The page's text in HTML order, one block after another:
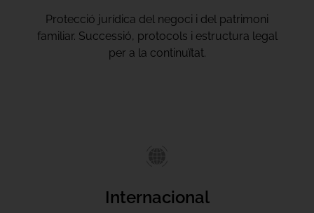
Protecció jurídica del negoci i del patrimoni
familiar. Successió, protocols i estructura legal
per a la continuïtat.
Internacional